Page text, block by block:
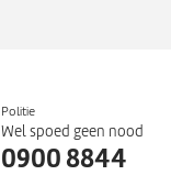
Politie
Wel spoed geen nood
0900 8844